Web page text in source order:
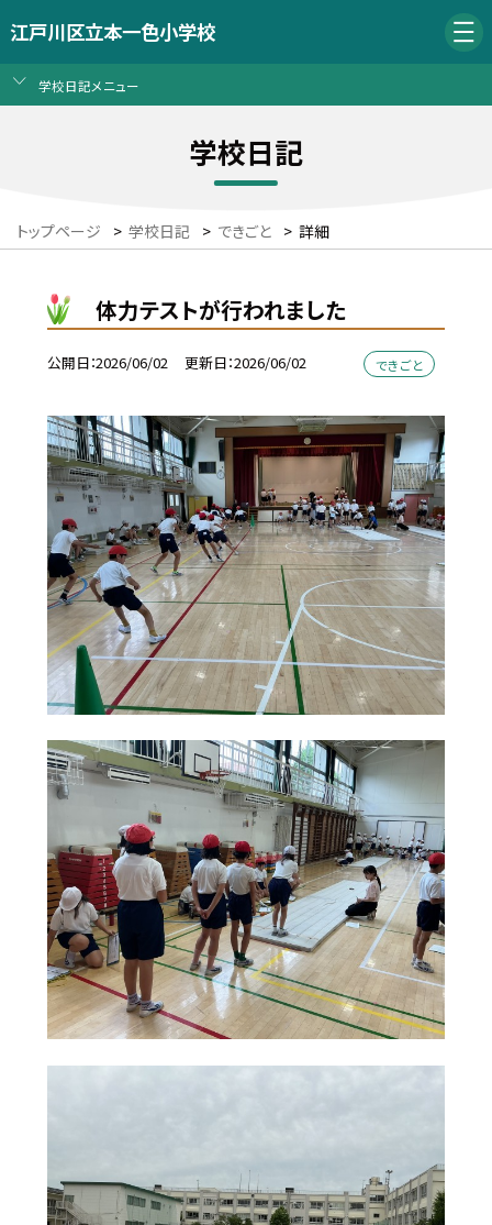
江戸川区立本一色小学校
学校日記メニュー
学校日記
トップページ > 学校日記 > できごと > 詳細
体力テストが行われました
公開日 2026/06/02 更新日 2026/06/02 できごと